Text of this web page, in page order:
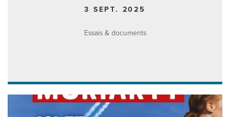
3 SEPT. 2025
Essais & documents